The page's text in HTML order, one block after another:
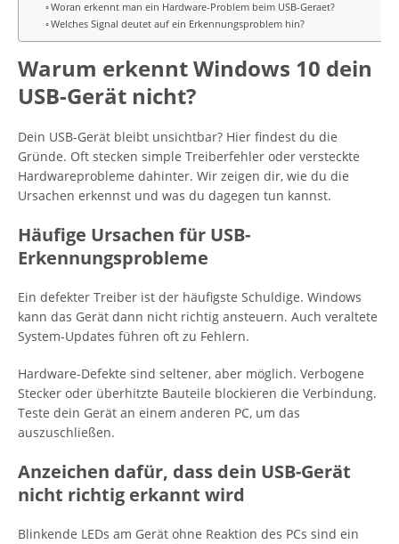
Woran erkennt man ein Hardware-Problem beim USB-Geraet?
Welches Signal deutet auf ein Erkennungsproblem hin?
Warum erkennt Windows 10 dein
USB-Gerät nicht?
Dein USB-Gerät bleibt unsichtbar? Hier findest du die
Gründe. Oft stecken simple Treiberfehler oder versteckte
Hardwareprobleme dahinter. Wir zeigen dir, wie du die
Ursachen erkennst und was du dagegen tun kannst.
Häufige Ursachen für USB-
Erkennungsprobleme
Ein defekter Treiber ist der häufigste Schuldige. Windows
kann das Gerät dann nicht richtig ansteuern. Auch veraltete
System-Updates führen oft zu Fehlern.
Hardware-Defekte sind seltener, aber möglich. Verbogene
Stecker oder überhitzte Bauteile blockieren die Verbindung.
Teste dein Gerät an einem anderen PC, um das
auszuschließen.
Anzeichen dafür, dass dein USB-Gerät
nicht richtig erkannt wird
Blinkende LEDs am Gerät ohne Reaktion des PCs sind ein